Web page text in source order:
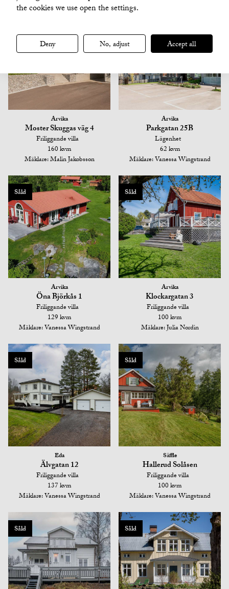
Arvika
Moster Skuggas väg 4
Friliggande villa
160 kvm
Mäklare: Malin Jakobsson
Arvika
Parkgatan 25B
Lägenhet
62 kvm
Mäklare: Vanessa Wingstrand
Såld
Arvika
Öna Björkås 1
Friliggande villa
129 kvm
Mäklare: Vanessa Wingstrand
Såld
Arvika
Klockargatan 3
Friliggande villa
100 kvm
Mäklare: Julia Nordin
Såld
Eda
Älvgatan 12
Friliggande villa
137 kvm
Mäklare: Vanessa Wingstrand
Såld
Säffle
Hallerud Solåsen
Friliggande villa
100 kvm
Mäklare: Vanessa Wingstrand
Såld Såld
the cookies we use open the settings.
Deny No, adjust Accept all